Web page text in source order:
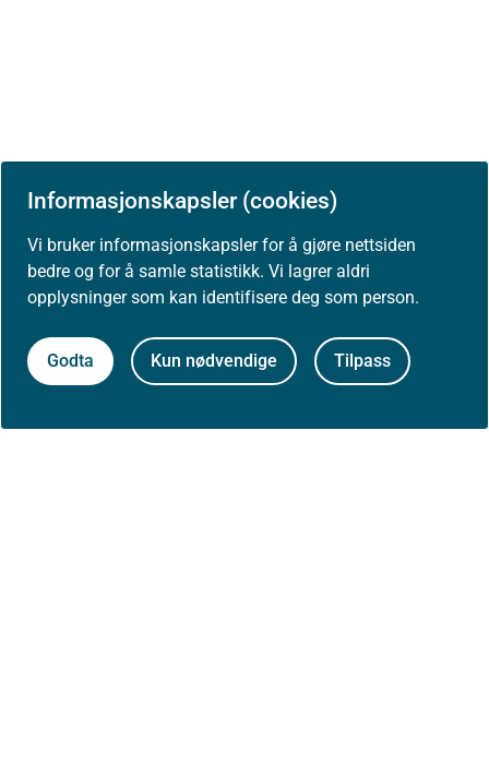
Informasjonskapsler (cookies)
Vi bruker informasjonskapsler for å gjøre nettsiden
bedre og for å samle statistikk. Vi lagrer aldri
opplysninger som kan identifisere deg som person.
Godta Kun nødvendige Tilpass
Siste faglige endring: 02. juli 2024